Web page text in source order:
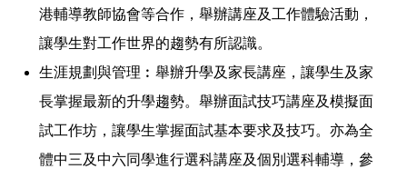
港輔導教師協會等合作，舉辦講座及工作體驗活動，
讓學生對工作世界的趨勢有所認識。
生涯規劃與管理︰舉辦升學及家長講座，讓學生及家
長掌握最新的升學趨勢。舉辦面試技巧講座及模擬面
試工作坊，讓學生掌握面試基本要求及技巧。亦為全
體中三及中六同學進行選科講座及個別選科輔導，參